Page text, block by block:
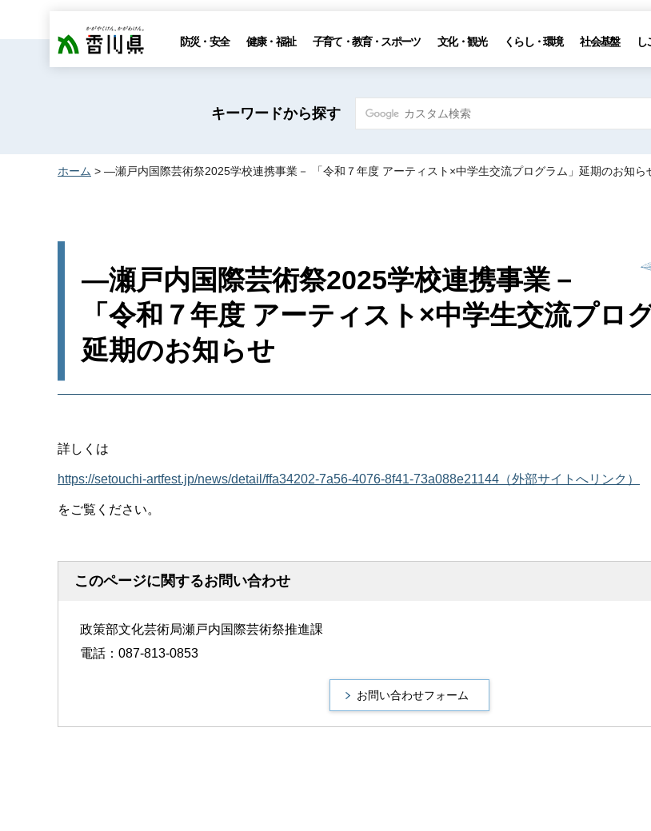
香川県 防災・安全 健康・福祉 子育て・教育・スポーツ 文化・観光 くらし・環境 社会基盤 し
キーワードから探す
ホーム > ―瀬戸内国際芸術祭2025学校連携事業－ 「令和７年度 アーティスト×中学生交流プログラム」延期のお知ら
―瀬戸内国際芸術祭2025学校連携事業－
「令和７年度 アーティスト×中学生交流プロ
延期のお知らせ
詳しくは
https://setouchi-artfest.jp/news/detail/ffa34202-7a56-4076-8f41-73a088e21144（外部サイトへリンク）
をご覧ください。
このページに関するお問い合わせ
政策部文化芸術局瀬戸内国際芸術祭推進課
電話：087-813-0853